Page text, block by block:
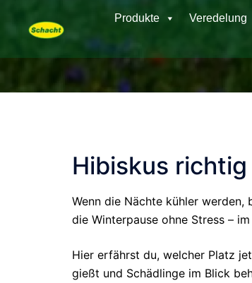
Produkte Veredelung
Hibiskus
Wenn die Nächte kühler
die Winterpause ohne Stress –
Hier erfährst du, welcher Platz
gießt und Schädlinge im Blick